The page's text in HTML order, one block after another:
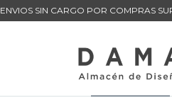
ENVIOS SIN CARGO POR COMPRAS